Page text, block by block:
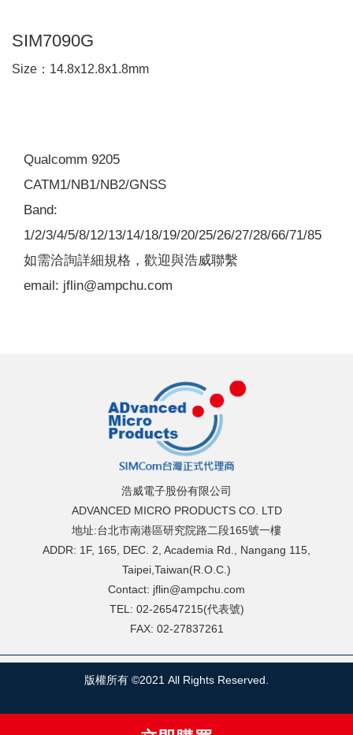
SIM7090G
Size：14.8x12.8x1.8mm
Qualcomm 9205
CATM1/NB1/NB2/GNSS
Band:
1/2/3/4/5/8/12/13/14/18/19/20/25/26/27/28/66/71/85
如需洽詢詳細規格，歡迎與浩威聯繫
email: jflin@ampchu.com
浩威電子股份有限公司
ADVANCED MICRO PRODUCTS CO. LTD
地址:台北市南港區研究院路二段165號一樓
ADDR: 1F, 165, DEC. 2, Academia Rd., Nangang 115,
Taipei,Taiwan(R.O.C.)
Contact: jflin@ampchu.com
TEL: 02-26547215(代表號)
FAX: 02-27837261
版權所有 ©2021 All Rights Reserved.